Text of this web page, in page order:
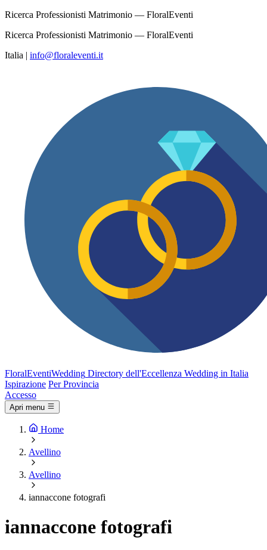
Ricerca Professionisti Matrimonio — FloralEventi
Ricerca Professionisti Matrimonio — FloralEventi
Italia | info@floraleventi.it
FloralEventiWedding Directory dell'Eccellenza Wedding in Italia
Ispirazione Per Provincia
Accesso
Apri menu
Home
Avellino
Avellino
iannaccone fotografi
iannaccone fotografi